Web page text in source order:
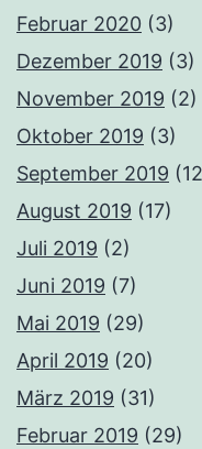
Februar 2020 (3)
Dezember 2019 (3)
November 2019 (2)
Oktober 2019 (3)
September 2019
August 2019 (17)
Juli 2019 (2)
Juni 2019 (7)
Mai 2019 (29)
April 2019 (20)
März 2019 (31)
Februar 2019 (29)